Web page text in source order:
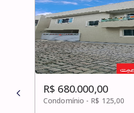
R$ 680.000,00
Condomínio - R$ 125,00